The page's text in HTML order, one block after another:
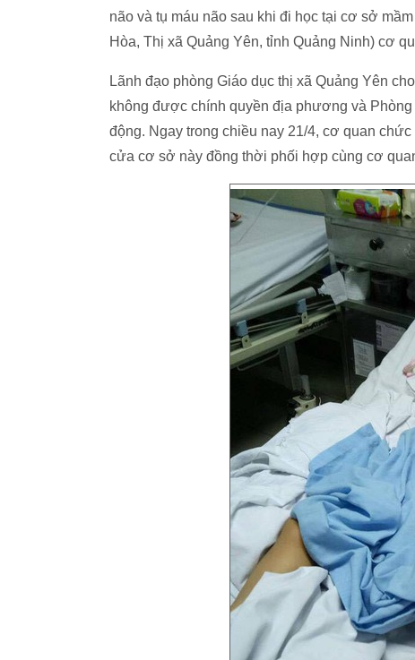
não và tụ máu não sau khi đi học tại cơ sở
Hòa, Thị xã Quảng Yên, tỉnh Quảng Ninh) cơ
Lãnh đạo phòng Giáo dục thị xã Quảng Yên
không được chính quyền địa phương và
động. Ngay trong chiều nay 21/4, cơ quan
cửa cơ sở này đồng thời phối hợp cùng cơ